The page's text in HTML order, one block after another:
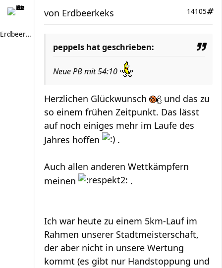
Erdbeerkeks
14105
von Erdbeerkeks
peppels hat geschrieben:
Neue PB mit 54:10
Herzlichen Glückwunsch
und das zu
so einem frühen Zeitpunkt. Das lässt
auf noch einiges mehr im Laufe des
Jahres hoffen
.
Auch allen anderen Wettkämpfern
meinen
.
Ich war heute zu einem 5km-Lauf im
Rahmen unserer Stadtmeisterschaft,
der aber nicht in unsere Wertung
kommt (es gibt nur Handstoppung und